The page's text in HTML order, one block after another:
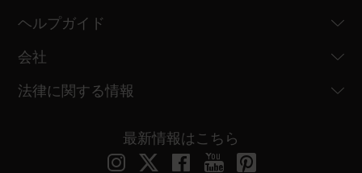
ヘルプガイド
会社
法律に関する情報
最新情報はこちら